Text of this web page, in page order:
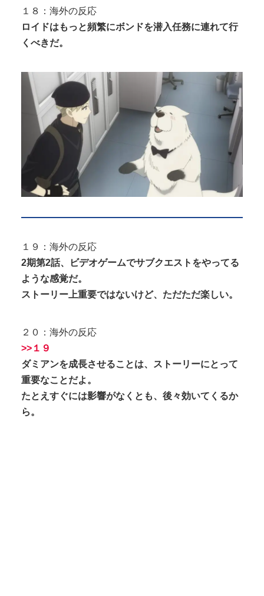
１８：海外の反応
ロイドはもっと頻繁にボンドを潜入任務に連れて行
くべきだ。
１９：海外の反応
2期第2話、ビデオゲームでサブクエストをやってる
ような感覚だ。
ストーリー上重要ではないけど、ただただ楽しい。
２０：海外の反応
>>１９
ダミアンを成長させることは、ストーリーにとって
重要なことだよ。
たとえすぐには影響がなくとも、後々効いてくるか
ら。